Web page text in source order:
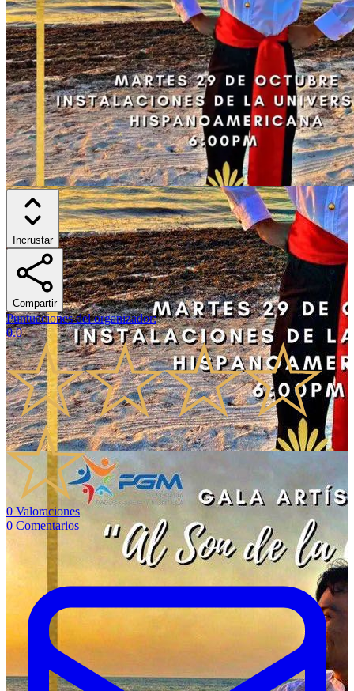
Incrustar
Compartir
Puntuaciones del organizador:
0.0
0 Valoraciones
0 Comentarios